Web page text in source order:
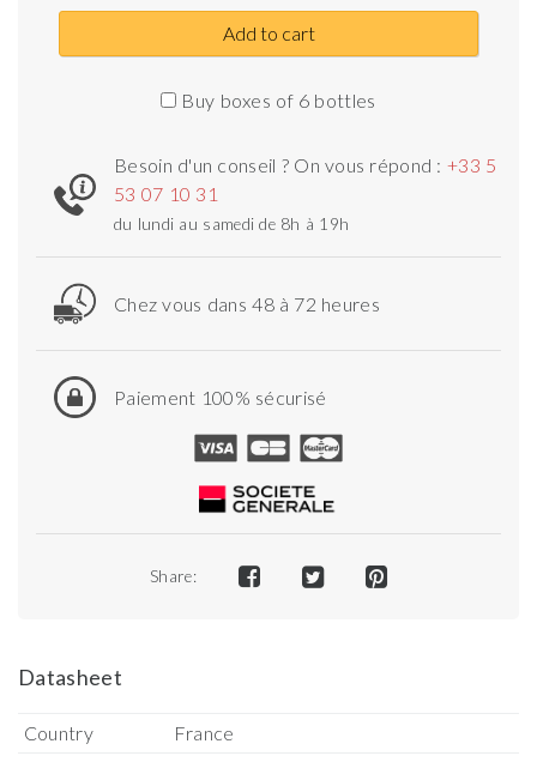
Add to cart
Buy boxes of 6 bottles
Besoin d'un conseil ? On vous répond : +33 5
53 07 10 31
du lundi au samedi de 8h à 19h
Chez vous dans 48 à 72 heures
Paiement 100% sécurisé
Share:
Datasheet
Country
France